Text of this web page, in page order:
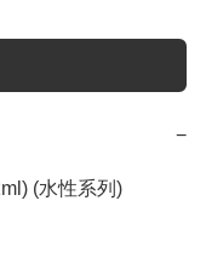
−
(水性系列)